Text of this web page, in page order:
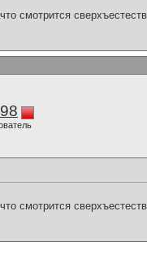
смотрится
смотрится